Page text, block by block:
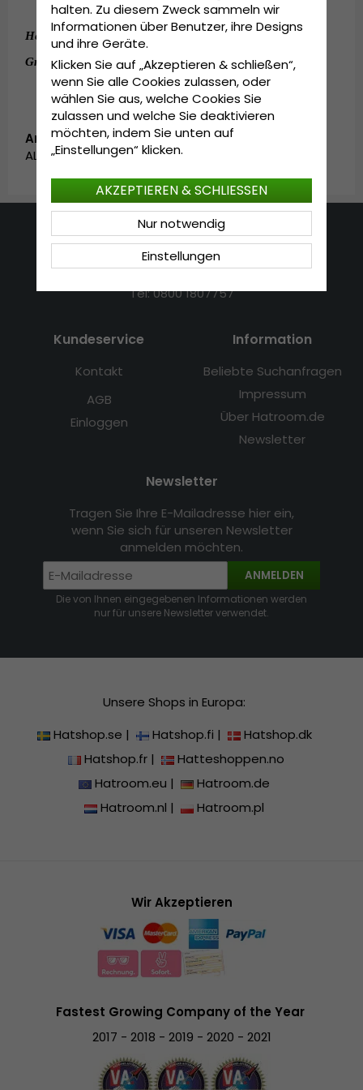
Hergestellt aus 100% Baumwolle
Hergestellt aus :100% Baumwolle
Grösseninformationen One Size - 50-64 cm
Artikelnummer:
ALL_6245CM.pink
Kontakt
Tel: 0800 1807757
Kundeservice
Kontakt
AGB
Einloggen
Information
Beliebte Suchanfragen
Impressum
Über Hatroom.de
Newsletter
Newsletter
Tragen Sie Ihre E-Mailadresse hier ein,
wenn Sie sich für unseren Newsletter
anmelden möchten.
ANMELDEN
Die von Ihnen eingegebenen Informationen werden
nur für unsere Newsletter verwendet.
Unsere Shops in Europa:
Hatshop.se | Hatshop.fi |
Hatshop.dk
Hatshop.fr|
Hatteshoppen.no
Hatroom.eu |
Hatroom.de
Hatroom.nl | Hatroom.pl
Wir Akzeptieren
Fastest Growing Company of the Year
2017 - 2018 - 2019 - 2020 - 2021
halten. Zu diesem Zweck sammeln wir
Informationen über Benutzer, ihre Designs
und ihre Geräte.
Klicken Sie auf „Akzeptieren & schließen“,
wenn Sie alle Cookies zulassen, oder
wählen Sie aus, welche Cookies Sie
zulassen und welche Sie deaktivieren
möchten, indem Sie unten auf
„Einstellungen“ klicken.
Einstellungen
Nur notwendig
AKZEPTIEREN & SCHLIESSEN